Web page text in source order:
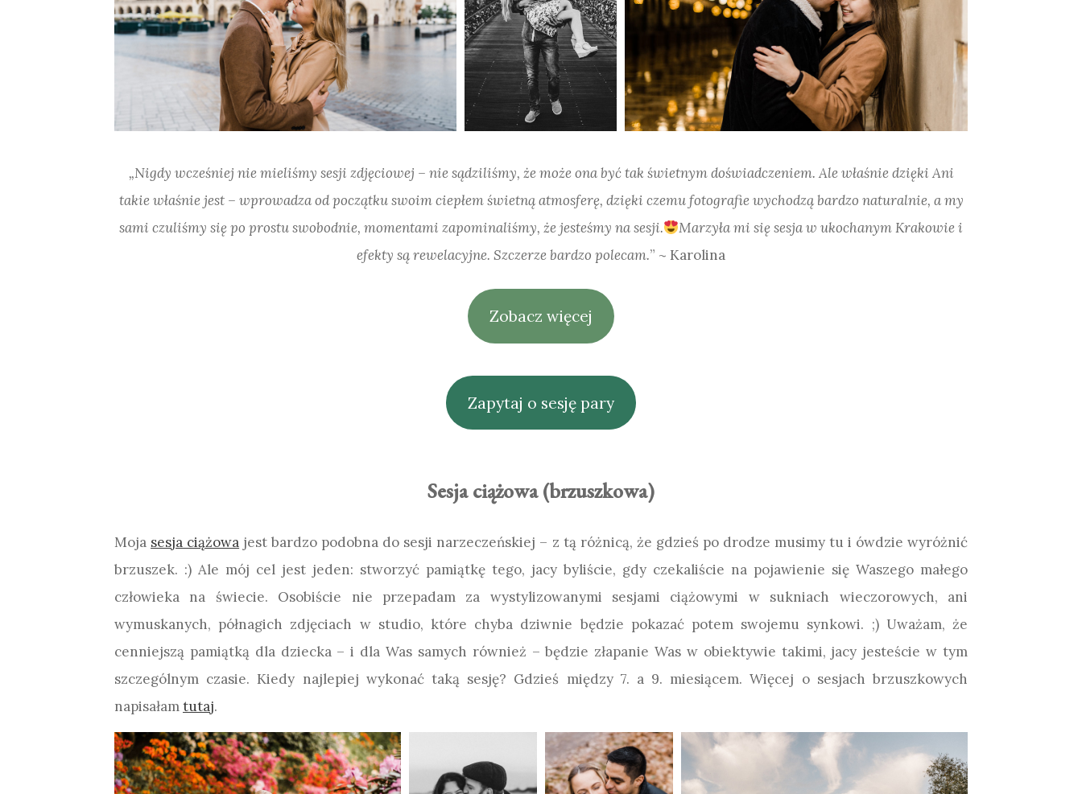
„Nigdy wcześniej nie mieliśmy sesji zdjęciowej – nie sądziliśmy, że może ona być tak świetnym doświadczeniem. Ale właśnie dzięki Ani
takie właśnie jest – wprowadza od początku swoim ciepłem świetną atmosferę, dzięki czemu fotografie wychodzą bardzo naturalnie, a my
sami czuliśmy się po prostu swobodnie, momentami zapominaliśmy, że jesteśmy na sesji.
Marzyła mi się sesja w ukochanym Krakowie i
efekty są rewelacyjne. Szczerze bardzo polecam.” ~ Karolina
Zobacz więcej
Zapytaj o sesję pary
Sesja ciążowa (brzuszkowa)
Moja sesja ciążowa jest bardzo podobna do sesji narzeczeńskiej – z tą różnicą, że gdzieś po drodze musimy tu i ówdzie wyróżnić
brzuszek. :) Ale mój cel jest jeden: stworzyć pamiątkę tego, jacy byliście, gdy czekaliście na pojawienie się Waszego małego
człowieka na świecie. Osobiście nie przepadam za wystylizowanymi sesjami ciążowymi w sukniach wieczorowych, ani
wymuskanych, półnagich zdjęciach w studio, które chyba dziwnie będzie pokazać potem swojemu synkowi. ;) Uważam, że
cenniejszą pamiątką dla dziecka – i dla Was samych również – będzie złapanie Was w obiektywie takimi, jacy jesteście w tym
szczególnym czasie. Kiedy najlepiej wykonać taką sesję? Gdzieś między 7. a 9. miesiącem. Więcej o sesjach brzuszkowych
napisałamtutaj.